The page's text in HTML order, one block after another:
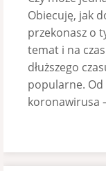
Obiecuję, jak
przekonasz o
temat i na
dłuższego
popularne. Od
koronawirusa